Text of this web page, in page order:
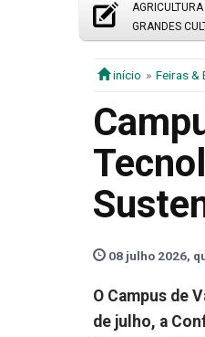
AGRICULTURA
GRANDES
início Feiras &
08 julho 2026,
O Campus de
de julho, a